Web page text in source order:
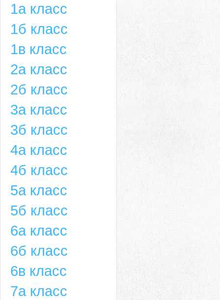
1а класс
1б класс
1в класс
2а класс
2б класс
3а класс
3б класс
4а класс
4б класс
5а класс
5б класс
6а класс
6б класс
6в класс
7а класс